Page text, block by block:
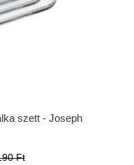
szett - Joseph
Ft